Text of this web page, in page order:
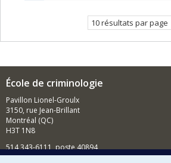
10 résultats par page
École de criminologie
Pavillon Lionel-Groulx
3150, rue Jean-Brillant
Montréal (QC)
H3T 1N8
514 343-6111, poste 40894